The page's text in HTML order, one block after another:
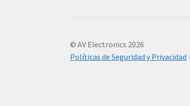
© AV Electronics 2026
Políticas de Seguridad y Privacidad